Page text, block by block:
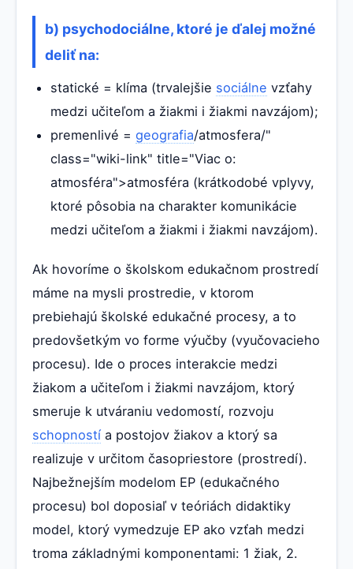
b) psychodociálne, ktoré je ďalej možné
deliť na:
statické = klíma (trvalejšie sociálne vzťahy
medzi učiteľom a žiakmi i žiakmi navzájom);
premenlivé = geografia/atmosfera/"
class="wiki-link" title="Viac o:
atmosféra">atmosféra (krátkodobé vplyvy,
ktoré pôsobia na charakter komunikácie
medzi učiteľom a žiakmi i žiakmi navzájom).
Ak hovoríme o školskom edukačnom prostredí
máme na mysli prostredie, v ktorom
prebiehajú školské edukačné procesy, a to
predovšetkým vo forme výučby (vyučovacieho
procesu). Ide o proces interakcie medzi
žiakom a učiteľom i žiakmi navzájom, ktorý
smeruje k utváraniu vedomostí, rozvoju
schopností a postojov žiakov a ktorý sa
realizuje v určitom časopriestore (prostredí).
Najbežnejším modelom EP (edukačného
procesu) bol doposiaľ v teóriách didaktiky
model, ktorý vymedzuje EP ako vzťah medzi
troma základnými komponentami: 1 žiak, 2.